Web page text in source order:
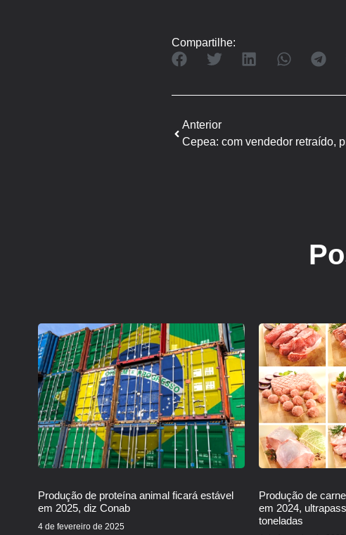
Compartilhe:
Anterior
Cepea: com vendedor retraído,
Produção de proteína animal ficará estável
em 2025, diz Conab
4 de fevereiro de 2025
Produção de
em 2024,
toneladas